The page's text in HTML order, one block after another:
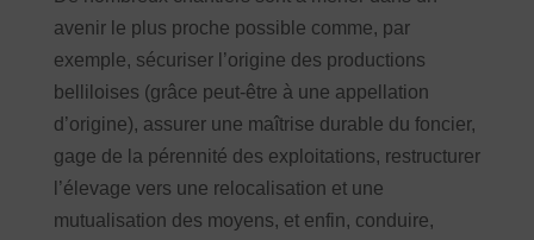
avenir le plus proche possible comme, par
exemple, sécuriser l’origine des productions
belliloises (grâce peut-être à une appellation
d’origine), assurer une maîtrise durable du foncier,
gage de la pérennité des exploitations, restructurer
l’élevage vers une relocalisation et une
mutualisation des moyens, et enfin, conduire,